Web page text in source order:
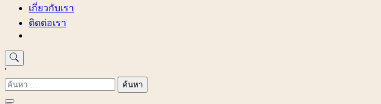
เกี่ยวกับเรา
ติดต่อเรา
'
ค้นหา
สำหรับ: